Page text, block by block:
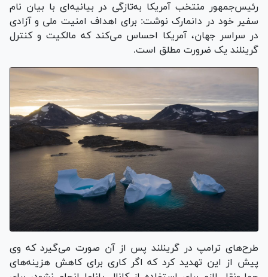
رئیس‌جمهور منتخب آمریکا به‌تازگی در بیانیه‌ای با بیان نام
سفیر خود در دانمارک نوشت: برای اهداف امنیت ملی و آزادی
در سراسر جهان، آمریکا احساس می‌کند که مالکیت و کنترل
گرینلند یک ضرورت مطلق است.
طرح‌های ترامپ در گرینلند پس از آن صورت می‌گیرد که وی
پیش از این تهدید کرد که اگر کاری برای کاهش هزینه‌های